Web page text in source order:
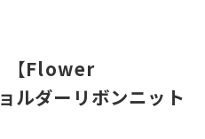
【Flower
ダーリボンニット